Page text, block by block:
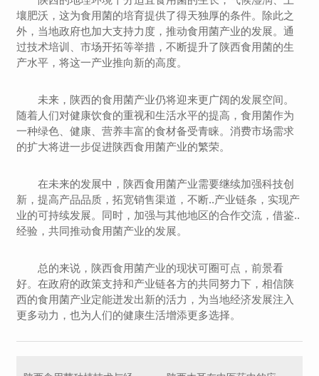
壤肥沃，这为食用菌的培育提供了得天独厚的条件。除此之
外，当地政府也加大支持力度，推动食用菌产业的发展。通
过技术培训、市场开拓等举措，不断提升了陕西食用菌的生
产水平，将这一产业推向新的高度。
未来，陕西的食用菌产业仍将迎来更广阔的发展空间。
随着人们对健康饮食的重视和生活水平的提高，食用菌作为
一种绿色、健康、营养丰富的食材备受青睐。消费市场需求
的扩大将进一步促进陕西食用菌产业的繁荣。
在未来的发展中，陕西食用菌产业需要继续加强科技创
新，提高产品品质，拓宽销售渠道，不断..产业链条，实现产
业的可持续发展。同时，加强与其他地区的合作交流，借鉴..
经验，共同推动食用菌产业的发展。
总的来说，陕西食用菌产业的现状可圈可点，前景看
好。在政府的政策支持和产业链各方的共同努力下，相信陕
西的食用菌产业定能迸发出新的活力，为当地经济发展注入
更多动力，也为人们的健康生活增添更多选择。